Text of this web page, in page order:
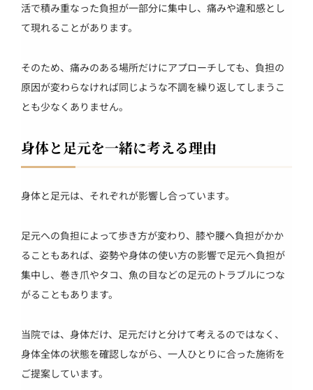
活で積み重なった負担が一部分に集中し、痛みや違和感とし
て現れることがあります。
そのため、痛みのある場所だけにアプローチしても、負担の
原因が変わらなければ同じような不調を繰り返してしまうこ
とも少なくありません。
身体と足元を一緒に考える理由
身体と足元は、それぞれが影響し合っています。
足元への負担によって歩き方が変わり、膝や腰へ負担がかか
ることもあれば、姿勢や身体の使い方の影響で足元へ負担が
集中し、巻き爪やタコ、魚の目などの足元のトラブルにつな
がることもあります。
当院では、身体だけ、足元だけと分けて考えるのではなく、
身体全体の状態を確認しながら、一人ひとりに合った施術を
ご提案しています。